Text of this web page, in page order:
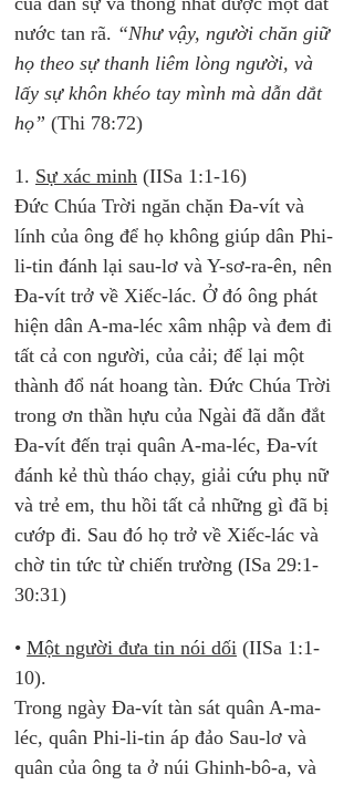
nước tan rã. “Như vậy, người chăn giữ
họ theo sự thanh liêm lòng người, và
lấy sự khôn khéo tay mình mà dẫn dắt
họ” (Thi 78:72)
1. Sự xác minh (IISa 1:1-16)
Đức Chúa Trời ngăn chặn Đa-vít và
lính của ông để họ không giúp dân Phi-
li-tin đánh lại sau-lơ và Y-sơ-ra-ên, nên
Đa-vít trở về Xiếc-lác. Ở đó ông phát
hiện dân A-ma-léc xâm nhập và đem đi
tất cả con người, của cải; để lại một
thành đổ nát hoang tàn. Đức Chúa Trời
trong ơn thần hựu của Ngài đã dẫn đắt
Đa-vít đến trại quân A-ma-léc, Đa-vít
đánh kẻ thù tháo chạy, giải cứu phụ nữ
và trẻ em, thu hồi tất cả những gì đã bị
cướp đi. Sau đó họ trở về Xiếc-lác và
chờ tin tức từ chiến trường (ISa 29:1-
30:31)
• Một người đưa tin nói dối (IISa 1:1-
10).
Trong ngày Đa-vít tàn sát quân A-ma-
léc, quân Phi-li-tin áp đảo Sau-lơ và
quân của ông ta ở núi Ghinh-bô-a, và